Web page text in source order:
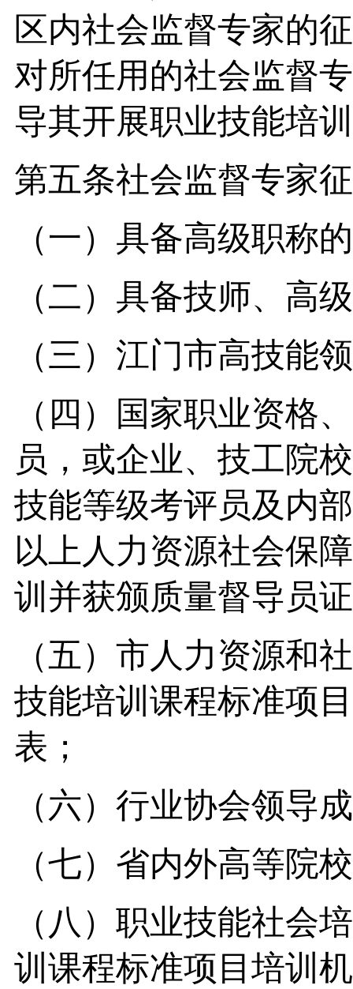
区内社会监督专家的
对所任用的社会监督
导其开展职业技能培
第五条社会监督专家
（一）具备高级职称
（二）具备技师、高
（三）江门市高技能
（四）国家职业资格
员，或企业、技工院
技能等级考评员及内
以上人力资源社会保
训并获颁质量督导员
（五）市人力资源和
技能培训课程标准项
表；
（六）行业协会领导
（七）省内外高等院
（八）职业技能社会
训课程标准项目培训